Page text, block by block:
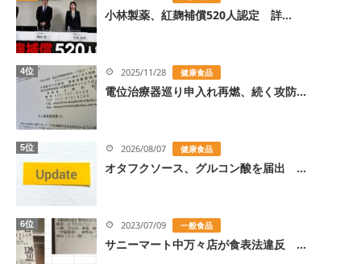
小林製薬、紅麹補償520人認定 詳...
4位 2025/11/28 健康食品
電位治療器巡り申入れ再燃、続く攻防...
5位 2026/08/07 健康食品
オタフクソース、グルコン酸を届出 ...
6位 2023/07/09 一般食品
サニーマート中万々店が食表法違反 ...